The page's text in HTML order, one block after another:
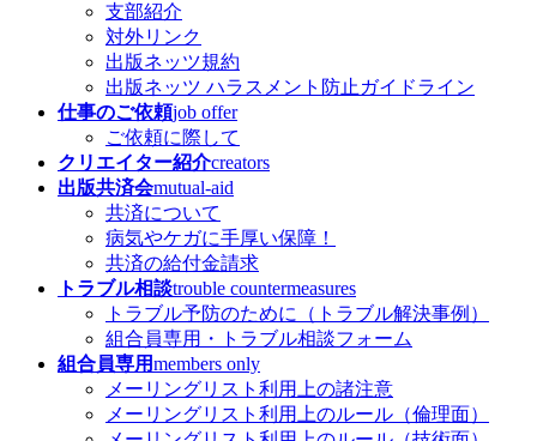
支部紹介
対外リンク
出版ネッツ規約
出版ネッツ ハラスメント防止ガイドライン
仕事のご依頼job offer
ご依頼に際して
クリエイター紹介creators
出版共済会mutual-aid
共済について
病気やケガに手厚い保障！
共済の給付金請求
トラブル相談trouble countermeasures
トラブル予防のために（トラブル解決事例）
組合員専用・トラブル相談フォーム
組合員専用members only
メーリングリスト利用上の諸注意
メーリングリスト利用上のルール（倫理面）